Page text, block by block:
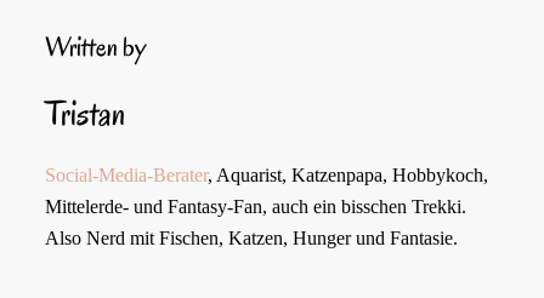
Written by
Tristan
Social-Media-Berater, Aquarist, Katzenpapa, Hobbykoch,
Mittelerde- und Fantasy-Fan, auch ein bisschen Trekki.
Also Nerd mit Fischen, Katzen, Hunger und Fantasie.